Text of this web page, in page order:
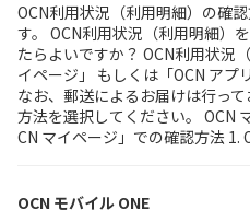
OCN利用状況（利用明細）の確
す。 OCN利用状況（利用明細）
たらよいですか？ OCN利用状況
イページ」 もしくは「OCN アプ
なお、郵送によるお届けは行っ
方法を選択してください。 OCN
CN マイページ」での確認方法 1.
OCN モバイル ONE